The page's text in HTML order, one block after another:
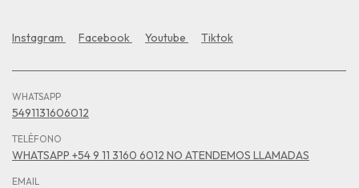
Instagram Facebook Youtube Tiktok
WHATSAPP
5491131606012
TELÉFONO
WHATSAPP +54 9 11 3160 6012 NO ATENDEMOS LLAMADAS
EMAIL